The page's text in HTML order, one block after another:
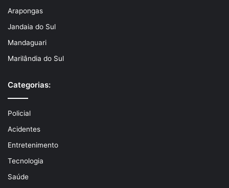
Arapongas
Jandaia do Sul
Mandaguari
Marilândia do Sul
Categorias:
Policial
Acidentes
Entretenimento
Tecnologia
Saúde